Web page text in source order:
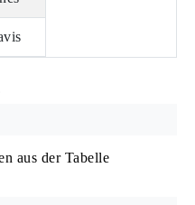
aus der Tabelle